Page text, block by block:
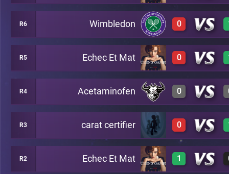
A19
3 B17
R6 Wimbledon 0
0 B4
R5 Echec Et Mat 0
0 B2
R4 Acetaminofen 0
2 B6
R3 carat certifier 0
2 C7
R2 Echec Et Mat 1